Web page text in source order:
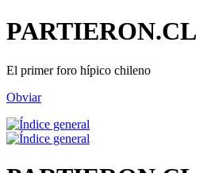
PARTIERON.CL
El primer foro hípico chileno
Obviar